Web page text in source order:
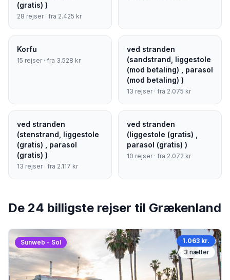
(gratis) )
28 rejser · fra 2.425 kr
Korfu
15 rejser · fra 3.528 kr
ved stranden
(sandstrand, liggestole
(mod betaling) , parasol
(mod betaling) )
13 rejser · fra 2.075 kr
ved stranden
(stenstrand, liggestole
(gratis) , parasol
(gratis) )
13 rejser · fra 2.117 kr
ved stranden
(liggestole (gratis) ,
parasol (gratis) )
10 rejser · fra 2.072 kr
De 24 billigste rejser til Grækenland
Sunweb - Sol
1.063 kr.
3 nætter